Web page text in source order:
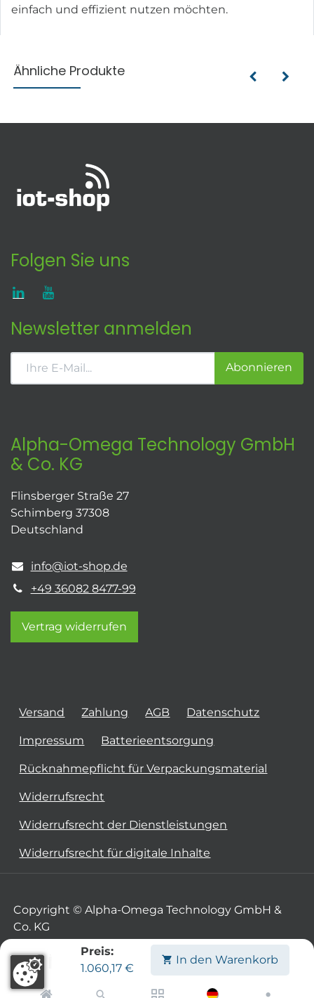
Preis:
1.060,17 €
In den Warenkorb
einfach und effizient nutzen möchten.
Ähnliche Produkte
Folgen Sie uns
Newsletter anmelden
Abonnieren
Alpha-Omega Technology GmbH
& Co. KG
Flinsberger Straße 27
Schimberg 37308
Deutschland
info@iot-shop.de
+49 36082 8477-99
Vertrag widerrufen
Versand Zahlung AGB Datenschutz
Impressum Batterieentsorgung
Rücknahmepflicht für Verpackungsmaterial
Widerrufsrecht
Widerrufsrecht der Dienstleistungen
Widerrufsrecht für digitale Inhalte
Copyright © Alpha-Omega Technology GmbH &
Co. KG